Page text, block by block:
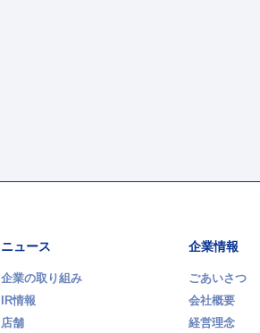
ニュース
企業の取り組み
IR情報
店舗
企業情報
ごあいさつ
会社概要
経営理念